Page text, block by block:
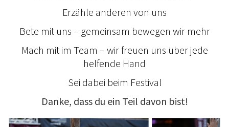
Erzähle anderen von uns
Bete mit uns – gemeinsam bewegen wir mehr
Mach mit im Team – wir freuen uns über jede
helfende Hand
Sei dabei beim Festival
Danke, dass du ein Teil davon bist!